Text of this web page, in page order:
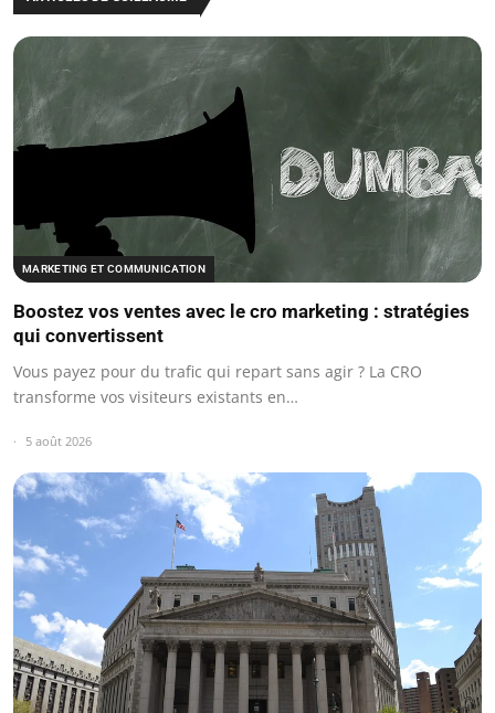
MARKETING ET COMMUNICATION
Boostez vos ventes avec le cro marketing : stratégies
qui convertissent
Vous payez pour du trafic qui repart sans agir ? La CRO
transforme vos visiteurs existants en…
5 août 2026